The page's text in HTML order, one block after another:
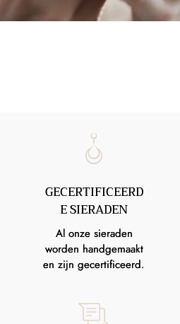
GECERTIFICEERD
E SIERADEN
Al onze sieraden
worden handgemaakt
en zijn gecertificeerd.